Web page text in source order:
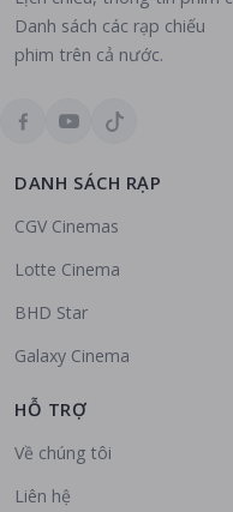
Danh sách các rạp chiếu
phim trên cả nước.
DANH SÁCH RẠP
CGV Cinemas
Lotte Cinema
BHD Star
Galaxy Cinema
HỖ TRỢ
Về chúng tôi
Liên hệ